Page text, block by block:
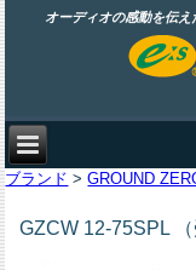
オーディオの感動を伝
ブランド >GROUND
GZCW 12-75SPL （